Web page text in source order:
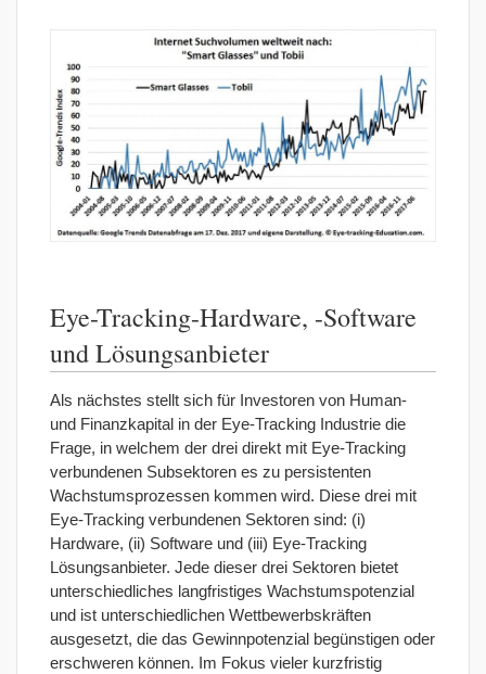
Eye-Tracking-Hardware, -Software
und Lösungsanbieter
Als nächstes stellt sich für Investoren von Human-
und Finanzkapital in der Eye-Tracking Industrie die
Frage, in welchem der drei direkt mit Eye-Tracking
verbundenen Subsektoren es zu persistenten
Wachstumsprozessen kommen wird. Diese drei mit
Eye-Tracking verbundenen Sektoren sind: (i)
Hardware, (ii) Software und (iii) Eye-Tracking
Lösungsanbieter. Jede dieser drei Sektoren bietet
unterschiedliches langfristiges Wachstumspotenzial
und ist unterschiedlichen Wettbewerbskräften
ausgesetzt, die das Gewinnpotenzial begünstigen oder
erschweren können. Im Fokus vieler kurzfristig